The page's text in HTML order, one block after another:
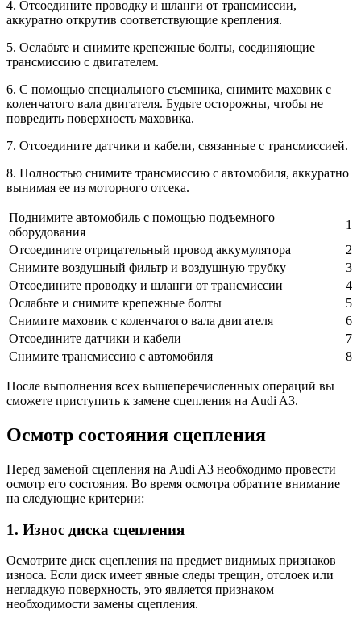
4. Отсоедините проводку и шланги от трансмиссии,
аккуратно открутив соответствующие крепления.
5. Ослабьте и снимите крепежные болты, соединяющие
трансмиссию с двигателем.
6. С помощью специального съемника, снимите маховик с
коленчатого вала двигателя. Будьте осторожны, чтобы не
повредить поверхность маховика.
7. Отсоедините датчики и кабели, связанные с трансмиссией.
8. Полностью снимите трансмиссию с автомобиля, аккуратно
вынимая ее из моторного отсека.
Поднимите автомобиль с помощью подъемного
оборудования
1
Отсоедините отрицательный провод аккумулятора
2
Снимите воздушный фильтр и воздушную трубку
3
Отсоедините проводку и шланги от трансмиссии
4
Ослабьте и снимите крепежные болты
5
Снимите маховик с коленчатого вала двигателя
6
Отсоедините датчики и кабели
7
Снимите трансмиссию с автомобиля
8
После выполнения всех вышеперечисленных операций вы
сможете приступить к замене сцепления на Audi A3.
Осмотр состояния сцепления
Перед заменой сцепления на Audi A3 необходимо провести
осмотр его состояния. Во время осмотра обратите внимание
на следующие критерии:
1. Износ диска сцепления
Осмотрите диск сцепления на предмет видимых признаков
износа. Если диск имеет явные следы трещин, отслоек или
негладкую поверхность, это является признаком
необходимости замены сцепления.